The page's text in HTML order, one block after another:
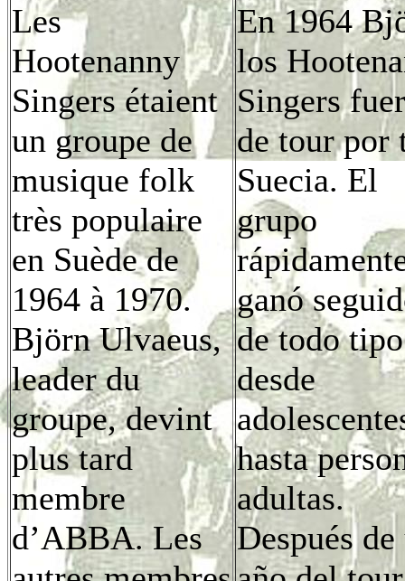
Les
Hootenanny
Singers étaient
un groupe de
musique folk
très populaire
en Suède de
1964 à 1970.
Björn Ulvaeus,
leader du
groupe, devint
plus tard
membre
d’ABBA. Les
En 1964
los
Singers
de tour por
Suecia. El
grupo
ganó
de todo tipo
desde
hasta
adultas.
Después de